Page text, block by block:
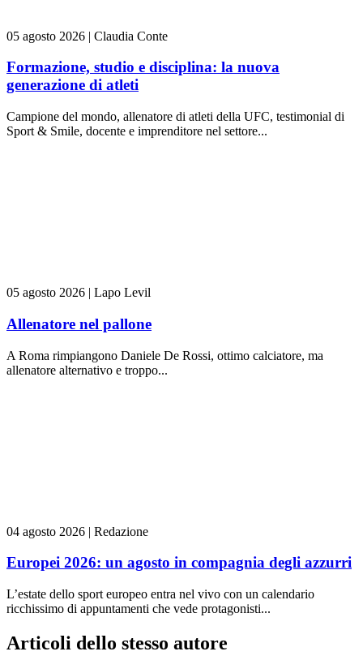
05 agosto 2026 | Claudia Conte
Formazione, studio e disciplina: la nuova
generazione di atleti
Campione del mondo, allenatore di atleti della UFC, testimonial di
Sport & Smile, docente e imprenditore nel settore...
05 agosto 2026 | Lapo Levil
Allenatore nel pallone
A Roma rimpiangono Daniele De Rossi, ottimo calciatore, ma
allenatore alternativo e troppo...
04 agosto 2026 | Redazione
Europei 2026: un agosto in compagnia degli azzurri
L’estate dello sport europeo entra nel vivo con un calendario
ricchissimo di appuntamenti che vede protagonisti...
Articoli dello stesso autore